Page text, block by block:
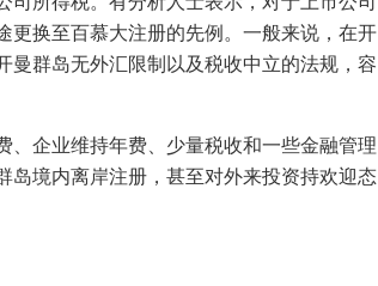
更换至百慕大注册的先例。一般来说，在开
曼群岛无外汇限制以及税收中立的法规，容
、企业维持年费、少量税收和一些金融管理
岛境内离岸注册，甚至对外来投资持欢迎态